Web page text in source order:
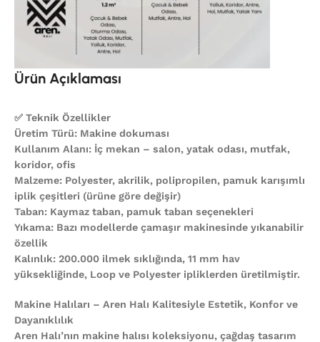
Ürün Açıklaması
✅ Teknik Özellikler
Üretim Türü: Makine dokuması
Kullanım Alanı: İç mekan – salon, yatak odası, mutfak,
koridor, ofis
Malzeme: Polyester, akrilik, polipropilen, pamuk karışımlı
iplik çeşitleri (ürüne göre değişir)
Taban: Kaymaz taban, pamuk taban seçenekleri
Yıkama: Bazı modellerde çamaşır makinesinde yıkanabilir
özellik
Kalınlık: 200.000 ilmek sıklığında, 11 mm hav
yüksekliğinde, Loop ve Polyester ipliklerden üretilmiştir.
Makine Halıları – Aren Halı Kalitesiyle Estetik, Konfor ve
Dayanıklılık
Aren Halı’nın makine halısı koleksiyonu, çağdaş tasarım